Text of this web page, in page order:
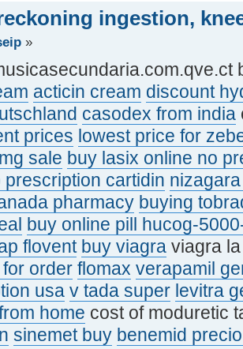
ingestion,
»
acticin cream discount
casodex from india
prices lowest price for
sale buy lasix online no
prescription cartidin
pharmacy buying
buy online pill hucog-
flovent buy viagra viagra
order flomax verapamil
usa v tada super levitra
home cost of moduretic
sinemet buy benemid